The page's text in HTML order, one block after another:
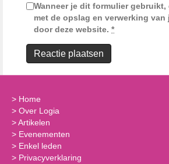
Wanneer je dit formulier gebruikt,
met de opslag en verwerking van
door deze website. *
> Home
> Over Logia
>Artikelen
> Evenementen
> Enkel leden
> Privacyverklaring